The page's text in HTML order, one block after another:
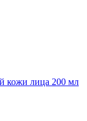
кожи лица 200 мл